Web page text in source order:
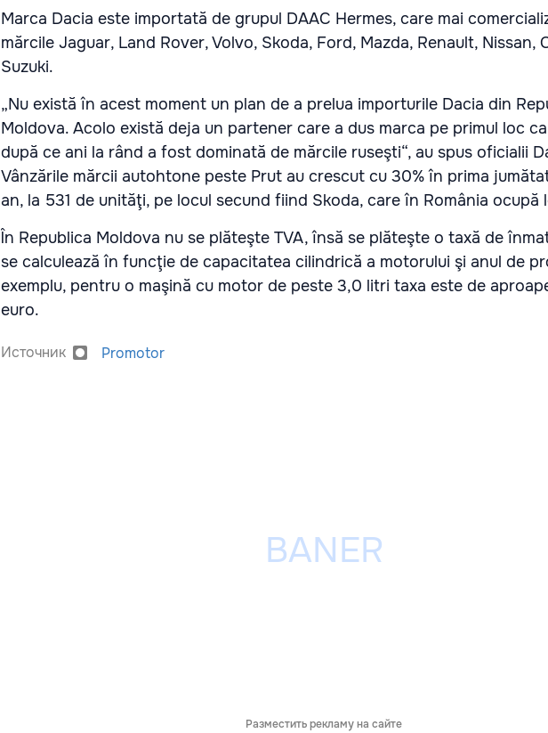
Marca Dacia este impor­tată de grupul DAAC Hermes, care mai
mărcile Jaguar, Land Rover, Volvo, Skoda, Ford, Mazda, Renault, Nissan,
Suzuki.
„Nu există în acest moment un plan de a prelua importurile Dacia din
Moldova. Acolo există deja un par­tener care a dus marca pe primul loc
după ce ani la rând a fost do­mi­nată de mărcile ruseşti“, au spus oficialii
Vânzările mărcii autohtone peste Prut au crescut cu 30% în prima
an, la 531 de unităţi, pe lo­cul secund fiind Skoda, care în Ro­mâ­nia ocupă
În Republica Moldova nu se plăteşte TVA, însă se plăteşte o taxă de
se calculează în funcţie de capacitatea cilindrică a motorului şi anul de
exem­plu, pentru o maşină cu motor de peste 3,0 litri taxa este de
euro.
Источник Promotor
Разместить рекламу на сайте